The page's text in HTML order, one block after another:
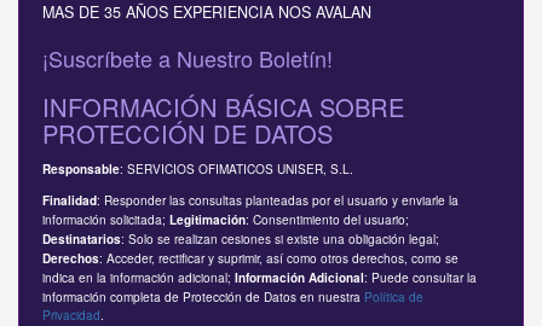
MAS DE 35 AÑOS EXPERIENCIA NOS AVALAN
¡Suscríbete a Nuestro Boletín!
INFORMACIÓN BÁSICA SOBRE
PROTECCIÓN DE DATOS
Responsable: SERVICIOS OFIMATICOS UNISER, S.L.
Finalidad: Responder las consultas planteadas por el usuario y enviarle la
información solicitada; Legitimación: Consentimiento del usuario;
Destinatarios: Solo se realizan cesiones si existe una obligación legal;
Derechos: Acceder, rectificar y suprimir, así como otros derechos, como se
indica en la información adicional; Información Adicional: Puede consultar la
información completa de Protección de Datos en nuestra Política de
Privacidad.